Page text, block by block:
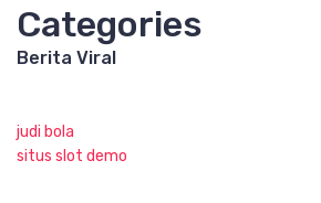
Categories
Berita Viral
judi bola
situs slot demo